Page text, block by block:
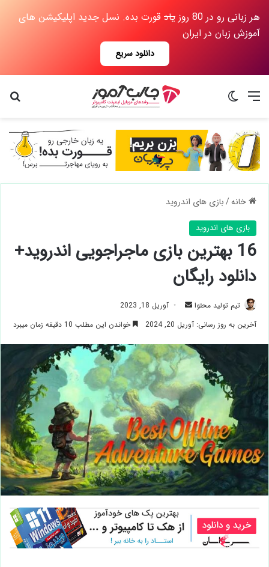
هر زبانی رو در 80 روز یاد قورت بده. نسل جدید اپلیکیشن های
آموزش زبان در ایران
دانلود سریع
منو
خانه/بازی های اندروید
بازی های اندروید
16 بهترین بازی ماجراجویی اندروید+
دانلود رایگان
تیم تولید محتوا
ارسال
ایمیل
آوریل 18, 2023
آخرین به روز رسانی: آوریل 20, 2024
خواندن این مطلب 10 دقیقه زمان میبرد